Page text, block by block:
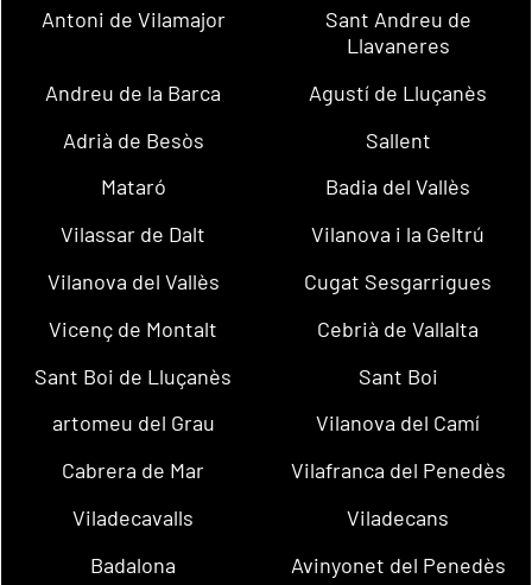
Antoni de Vilamajor
Sant Andreu de
Llavaneres
Andreu de la Barca
Agustí de Lluçanès
Adrià de Besòs
Sallent
Mataró
Badia del Vallès
Vilassar de Dalt
Vilanova i la Geltrú
Vilanova del Vallès
Cugat Sesgarrigues
Vicenç de Montalt
Cebrià de Vallalta
Sant Boi de Lluçanès
Sant Boi
artomeu del Grau
Vilanova del Camí
Cabrera de Mar
Vilafranca del Penedès
Viladecavalls
Viladecans
Badalona
Avinyonet del Penedès